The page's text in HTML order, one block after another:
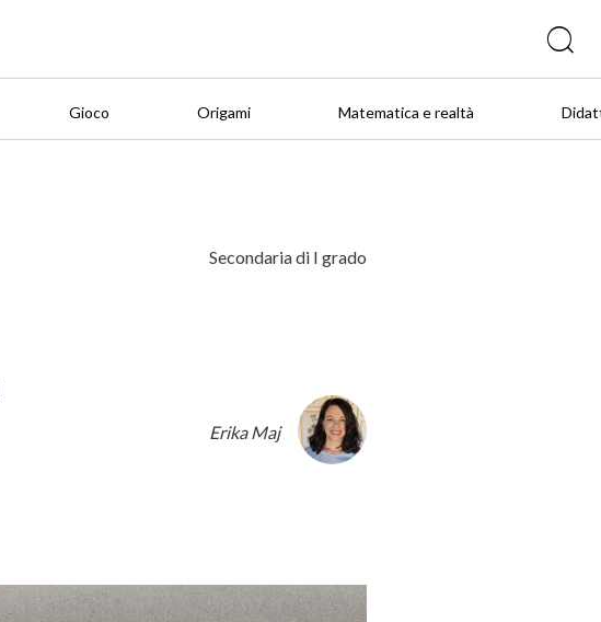
Gioco Origami Matematica e realtà
Secondaria di I grado
Erika Maj